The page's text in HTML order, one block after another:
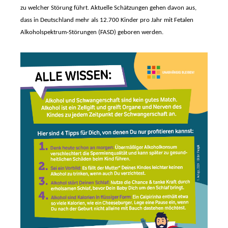
zu welcher Störung führt. Aktuelle Schätzungen gehen davon aus,
dass in Deutschland mehr als 12.700 Kinder pro Jahr mit Fetalen
Alkoholspektrum-Störungen (FASD) geboren werden.